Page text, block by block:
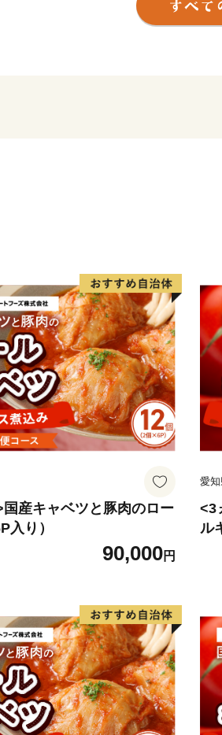
自然豊かな森があり、きれ
E-mail：info@shiiba-
■ワンストップ特例制度に関
椎葉村役場 地域振興課
TEL:0982-67-3203
電話受付時間：月曜～金曜
※土日祝日除く
産キャベツと豚肉のロー
入り）
90,000円
愛
<3
ル